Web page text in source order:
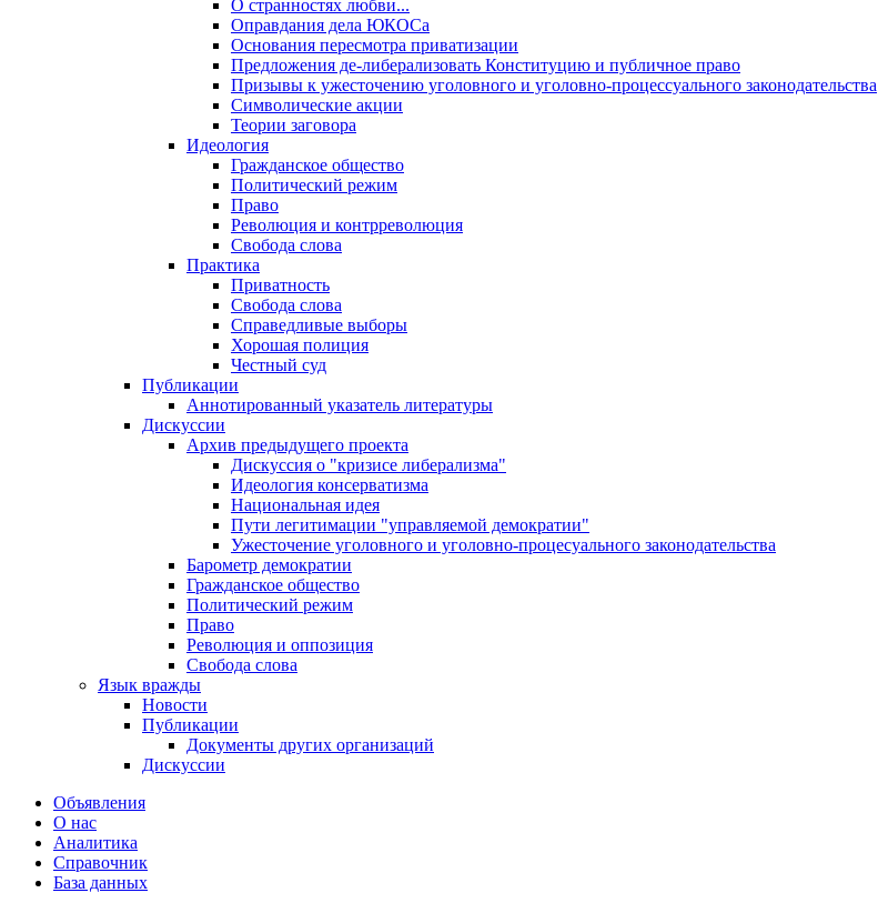
О странностях любви...
Оправдания дела ЮКОСа
Основания пересмотра приватизации
Предложения де-либерализовать Конституцию и публичное право
Призывы к ужесточению уголовного и уголовно-процессуального законодательства
Символические акции
Теории заговора
Идеология
Гражданское общество
Политический режим
Право
Революция и контрреволюция
Свобода слова
Практика
Приватность
Свобода слова
Справедливые выборы
Хорошая полиция
Честный суд
Публикации
Аннотированный указатель литературы
Дискуссии
Архив предыдущего проекта
Дискуссия о "кризисе либерализма"
Идеология консерватизма
Национальная идея
Пути легитимации "управляемой демократии"
Ужесточение уголовного и уголовно-процесуального законодательства
Барометр демократии
Гражданское общество
Политический режим
Право
Революция и оппозиция
Свобода слова
Язык вражды
Новости
Публикации
Документы других организаций
Дискуссии
Объявления
О нас
Аналитика
Справочник
База данных